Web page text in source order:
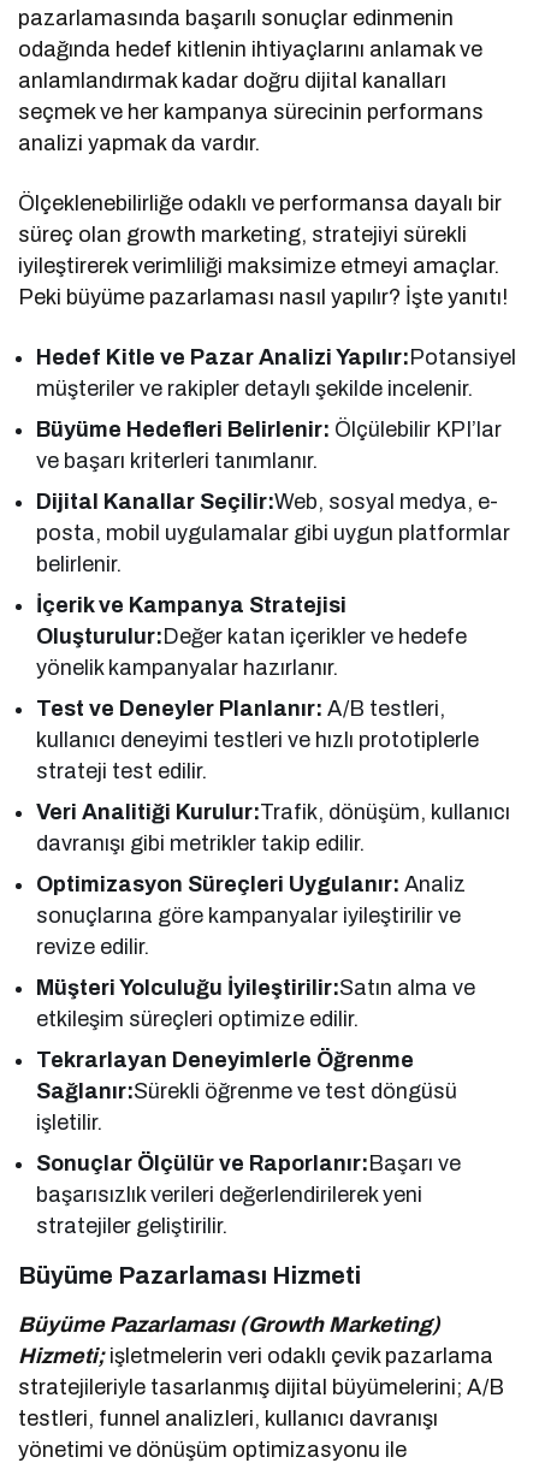
pazarlamasında başarılı sonuçlar edinmenin
odağında hedef kitlenin ihtiyaçlarını anlamak ve
anlamlandırmak kadar doğru dijital kanalları
seçmek ve her kampanya sürecinin performans
analizi yapmak da vardır.
Ölçeklenebilirliğe odaklı ve performansa dayalı bir
süreç olan growth marketing, stratejiyi sürekli
iyileştirerek verimliliği maksimize etmeyi amaçlar.
Peki büyüme pazarlaması nasıl yapılır? İşte yanıtı!
Hedef Kitle ve Pazar Analizi Yapılır:Potansiyel
müşteriler ve rakipler detaylı şekilde incelenir.
Büyüme Hedefleri Belirlenir: Ölçülebilir KPI’lar
ve başarı kriterleri tanımlanır.
Dijital Kanallar Seçilir:Web, sosyal medya, e-
posta, mobil uygulamalar gibi uygun platformlar
belirlenir.
İçerik ve Kampanya Stratejisi
Oluşturulur:Değer katan içerikler ve hedefe
yönelik kampanyalar hazırlanır.
Test ve Deneyler Planlanır:A/B testleri,
kullanıcı deneyimi testleri ve hızlı prototiplerle
strateji test edilir.
Veri Analitiği Kurulur:Trafik, dönüşüm, kullanıcı
davranışı gibi metrikler takip edilir.
Optimizasyon Süreçleri Uygulanır:Analiz
sonuçlarına göre kampanyalar iyileştirilir ve
revize edilir.
Müşteri Yolculuğu İyileştirilir:Satın alma ve
etkileşim süreçleri optimize edilir.
Tekrarlayan Deneyimlerle Öğrenme
Sağlanır:Sürekli öğrenme ve test döngüsü
işletilir.
Sonuçlar Ölçülür ve Raporlanır:Başarı ve
başarısızlık verileri değerlendirilerek yeni
stratejiler geliştirilir.
Büyüme Pazarlaması Hizmeti
Büyüme Pazarlaması (Growth Marketing)
Hizmeti; işletmelerin veri odaklı çevik pazarlama
stratejileriyle tasarlanmış dijital büyümelerini; A/B
testleri, funnel analizleri, kullanıcı davranışı
yönetimi ve dönüşüm optimizasyonu ile